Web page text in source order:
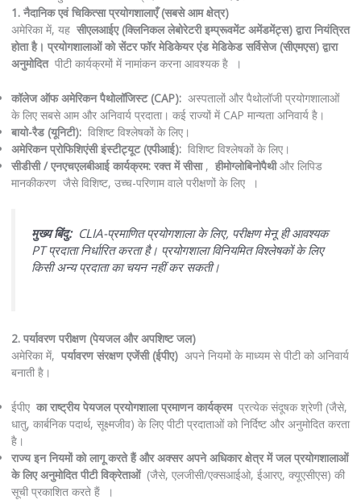
1. नैदानिक ​​एवं चिकित्सा प्रयोगशालाएँ (सबसे आम क्षेत्र)
अमेरिका में, यह सीएलआईए (क्लिनिकल लेबोरेटरी इम्प्रूवमेंट अमेंडमेंट्स) द्वारा नियंत्रित
होता है। प्रयोगशालाओं कोसेंटर फॉर मेडिकेयर एंड मेडिकेड सर्विसेज (सीएमएस) द्वारा
अनुमोदितपीटी कार्यक्रमों में नामांकन करना आवश्यक है ।
कॉलेज ऑफ अमेरिकन पैथोलॉजिस्ट (CAP):अस्पतालों और पैथोलॉजी प्रयोगशालाओं
के लिए सबसे आम और अनिवार्य प्रदाता। कई राज्यों में CAP मान्यता अनिवार्य है।
बायो-रैड (यूनिटी):विशिष्ट विश्लेषकों के लिए।
अमेरिकन प्रोफिशिएंसी इंस्टीट्यूट (एपीआई):विशिष्ट विश्लेषकों के लिए।
सीडीसी / एनएचएलबीआई कार्यक्रम: रक्त में सीसा, हीमोग्लोबिनोपैथीऔर लिपिड
मानकीकरण जैसे विशिष्ट, उच्च-परिणाम वाले परीक्षणों के लिए ।
मुख्य बिंदु:CLIA-प्रमाणित प्रयोगशाला के लिए, परीक्षण मेनू ही आवश्यक
PT प्रदाता निर्धारित करता है। प्रयोगशाला विनियमित विश्लेषकों के लिए
किसी अन्य प्रदाता का चयन नहीं कर सकती।
2. पर्यावरण परीक्षण (पेयजल और अपशिष्ट जल)
अमेरिका में, पर्यावरण संरक्षण एजेंसी (ईपीए)अपने नियमों के माध्यम से पीटी को अनिवार्य
बनाती है।
ईपीए का राष्ट्रीय पेयजल प्रयोगशाला प्रमाणन कार्यक्रमप्रत्येक संदूषक श्रेणी (जैसे,
धातु, कार्बनिक पदार्थ, सूक्ष्मजीव) के लिए पीटी प्रदाताओं को निर्दिष्ट और अनुमोदित करता
है।
राज्य इन नियमों को लागू करते हैं और अक्सर अपने अधिकार क्षेत्र में जल प्रयोगशालाओं
के लिए अनुमोदित पीटी विक्रेताओं(जैसे, एलजीसी/एक्सआईओ, ईआरए, क्यूएसीएस) की
सूची प्रकाशित करते हैं ।